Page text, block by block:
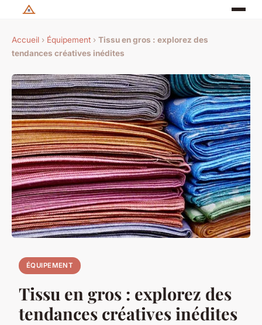
Accueil › Équipement › Tissu en gros : explorez des
tendances créatives inédites
ÉQUIPEMENT
Tissu en gros : explorez des
tendances créatives inédites